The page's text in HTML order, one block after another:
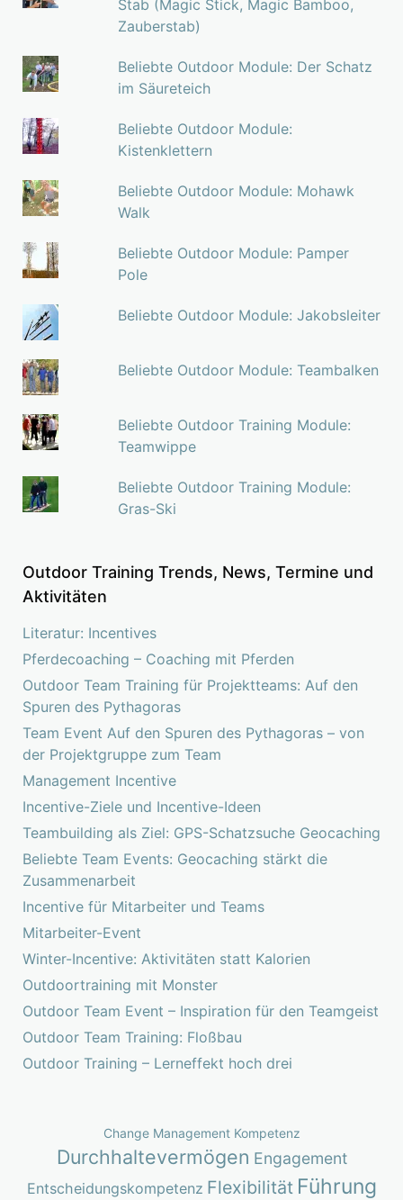
Stab (Magic Stick, Magic Bamboo,
Zauberstab)
Beliebte Outdoor Module: Der Schatz
im Säureteich
Beliebte Outdoor Module:
Kistenklettern
Beliebte Outdoor Module: Mohawk
Walk
Beliebte Outdoor Module: Pamper
Pole
Beliebte Outdoor Module: Jakobsleiter
Beliebte Outdoor Module: Teambalken
Beliebte Outdoor Training Module:
Teamwippe
Beliebte Outdoor Training Module:
Gras-Ski
Outdoor Training Trends, News, Termine und
Aktivitäten
Literatur: Incentives
Pferdecoaching – Coaching mit Pferden
Outdoor Team Training für Projektteams: Auf den
Spuren des Pythagoras
Team Event Auf den Spuren des Pythagoras – von
der Projektgruppe zum Team
Management Incentive
Incentive-Ziele und Incentive-Ideen
Teambuilding als Ziel: GPS-Schatzsuche Geocaching
Beliebte Team Events: Geocaching stärkt die
Zusammenarbeit
Incentive für Mitarbeiter und Teams
Mitarbeiter-Event
Winter-Incentive: Aktivitäten statt Kalorien
Outdoortraining mit Monster
Outdoor Team Event – Inspiration für den Teamgeist
Outdoor Team Training: Floßbau
Outdoor Training – Lerneffekt hoch drei
Change Management Kompetenz
Durchhaltevermögen Engagement
Entscheidungskompetenz Flexibilität Führung